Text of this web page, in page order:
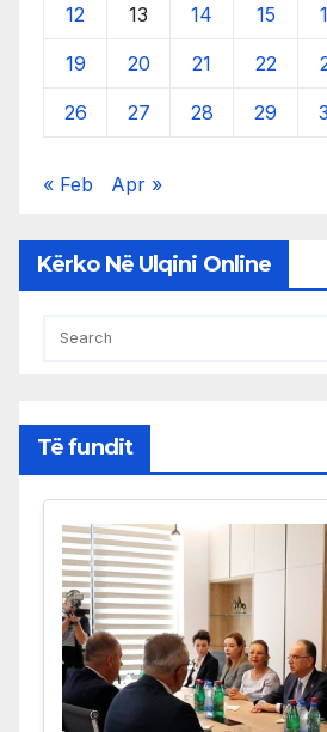
12 13 14 15
19 20 21 22
26 27 28 29
« Feb Apr »
Kërko Në Ulqini Online
Të fundit